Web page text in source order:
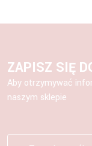
ZAPISZ SIĘ
Aby otrzymywać
naszym sklepie